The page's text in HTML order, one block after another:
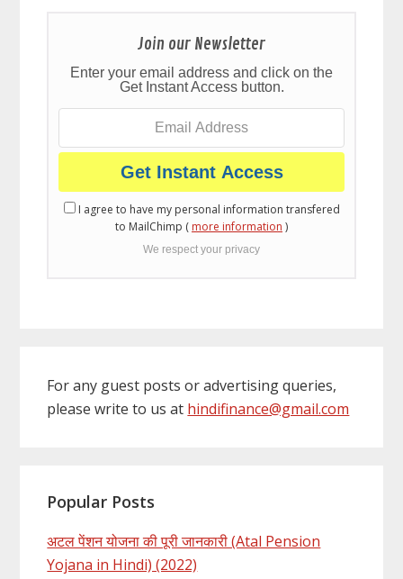
Join our Newsletter
Enter your email address and click on the
Get Instant Access button.
I agree to have my personal information transfered
to MailChimp ( more information )
We respect your privacy
For any guest posts or advertising queries,
please write to us at hindifinance@gmail.com
Popular Posts
अटल पेंशन योजना की पूरी जानकारी (Atal Pension
Yojana in Hindi) (2022)